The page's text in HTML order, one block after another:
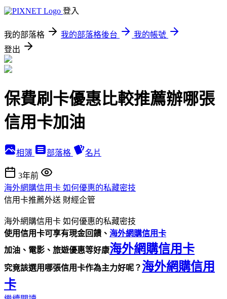
登入
我的部落格 我的部落格後台
我的帳號
登出
保費刷卡優惠比較推薦辦哪張
信用卡加油
相簿 部落格 名片
3年前
海外網購信用卡 如何優惠的私藏密技
信用卡推薦外送 財經企管
海外網購信用卡 如何優惠的私藏密技
使用信用卡可享有現金回饋、 海外網購信用卡
加油、電影、旅遊優惠等好康海外網購信用卡
究竟該選用哪張信用卡作為主力好呢？ 海外網購信用
卡